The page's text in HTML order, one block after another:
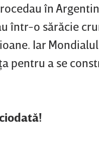
în
într-o sărăcie
Iar
pentru a se